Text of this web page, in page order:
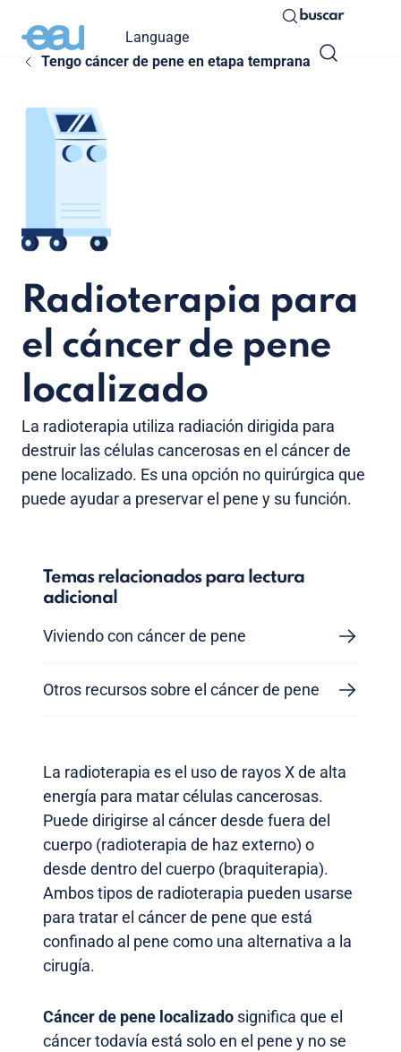
Language
buscar
Tengo cáncer de pene en etapa temprana
Radioterapia para
el cáncer de pene
localizado
La radioterapia utiliza radiación dirigida para
destruir las células cancerosas en el cáncer de
pene localizado. Es una opción no quirúrgica que
puede ayudar a preservar el pene y su función.
Temas relacionados para lectura
adicional
Viviendo con cáncer de pene
Otros recursos sobre el cáncer de pene
La radioterapia es el uso de rayos X de alta
energía para matar células cancerosas.
Puede dirigirse al cáncer desde fuera del
cuerpo (radioterapia de haz externo) o
desde dentro del cuerpo (braquiterapia).
Ambos tipos de radioterapia pueden usarse
para tratar el cáncer de pene que está
confinado al pene como una alternativa a la
cirugía.
Cáncer de pene localizado significa que el
cáncer todavía está solo en el pene y no se